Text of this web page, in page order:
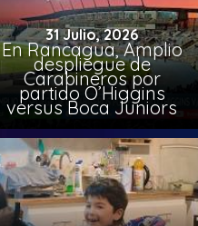
31 Julio, 2026
En Rancagua, Amplio
despliegue de
Carabineros por
partido O’Higgins
versus Boca Juniors